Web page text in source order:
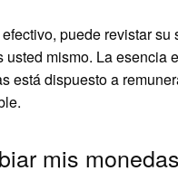
puede revistar
mismo. La esencia
está dispuesto a
mis